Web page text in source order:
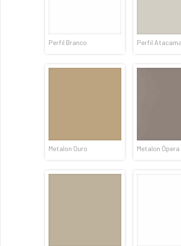
Perfil Branco Perfil Atacama
Metalon Ouro Metalon Ópera